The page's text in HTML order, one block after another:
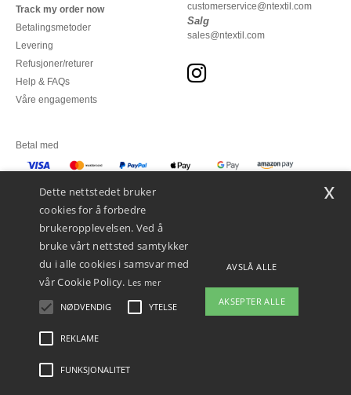
Track my order now
Betalingsmetoder
Levering
Refusjoner/returer
Help & FAQs
Våre engagements
customerservice@ntextil.com
Salg
sales@ntextil.com
Betal med
Juridiske merknader
Dette nettstedet bruker
cookies for å forbedre
brukeropplevelsen. Ved å
bruke vårt nettsted samtykker
du i alle cookies i samsvar med
vår Cookie Policy. Les mer
NØDVENDIG YTELSE
REKLAME
FUNKSJONALITET
AVSLÅ ALLE
AKSEPTER ALLE
x